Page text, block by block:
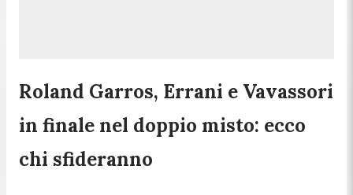
Roland Garros, Errani e Vavassori
in finale nel doppio misto: ecco
chi sfideranno